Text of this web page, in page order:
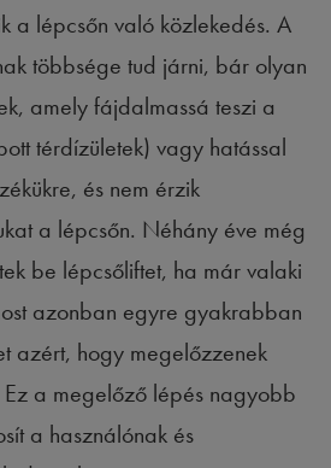
a lépcsőn való közlekedés. A
többsége tud járni, bár olyan
amely fájdalmassá teszi a
térdízületek) vagy hatással
és nem érzik
a lépcsőn. Néhány éve még
be lépcsőliftet, ha már valaki
azonban egyre gyakrabban
azért, hogy megelőzzenek
a megelőző lépés nagyobb
a használónak és